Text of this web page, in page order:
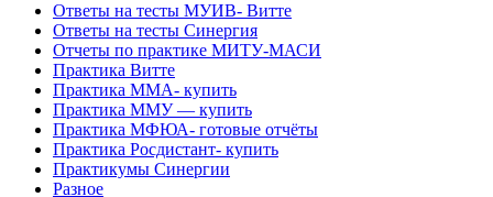
Ответы на тесты МУИВ- Витте
Ответы на тесты Синергия
Отчеты по практике МИТУ-МАСИ
Практика Витте
Практика ММА- купить
Практика ММУ — купить
Практика МФЮА- готовые отчёты
Практика Росдистант- купить
Практикумы Синергии
Разное